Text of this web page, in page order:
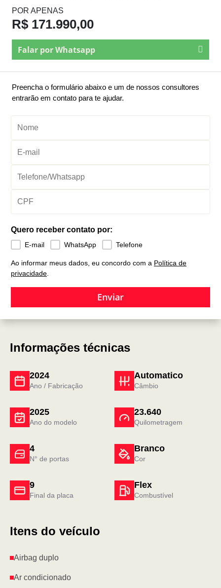
POR APENAS
R$ 171.990,00
Falar por Whatsapp
Preencha o formulário abaixo e um de nossos consultores
entrarão em contato para te ajudar.
Quero receber contato por:
E-mail WhatsApp Telefone
Ao informar meus dados, eu concordo com a Política de
privacidade.
Enviar
Informações técnicas
2024
Ano / Fabricação
Automatico
Câmbio
4
N° de portas
Branco
Cor
2025
Ano do modelo
23.640
Quilometragem
9
Final da placa
Flex
Combustível
Itens do veículo
Airbag duplo
Ar condicionado